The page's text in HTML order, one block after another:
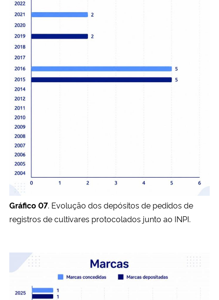
Gráfico 07. Evolução dos depósitos de pedidos de
registros de cultivares protocolados junto ao INPI.